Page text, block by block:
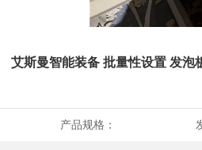
艾斯曼智能装备 批量性设置 发泡
产品规格：